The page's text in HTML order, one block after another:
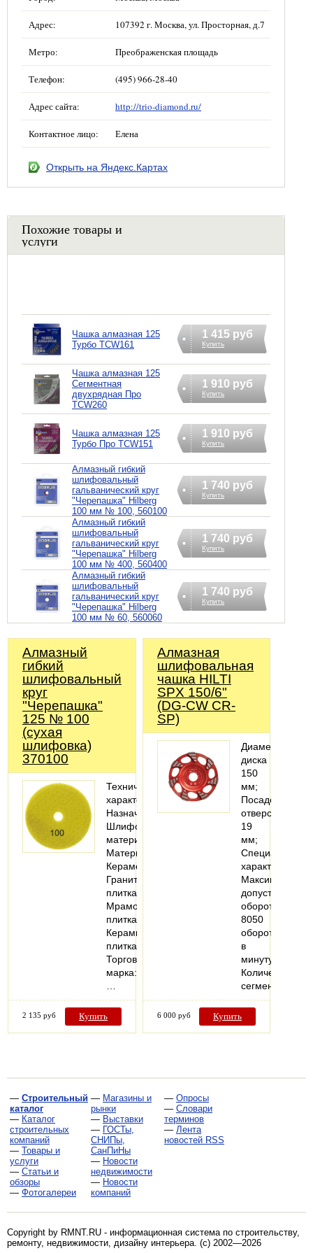
Адрес: 107392 г. Москва, ул. Просторная, д.7
Метро: Преображенская площадь
Телефон: (495) 966-28-40
Адрес сайта: http://trio-diamond.ru/
Контактное лицо: Елена
Открыть на Яндекс.Картах
Похожие товары и
услуги
Чашка алмазная 125
Турбо TCW161
1 415 руб
Купить
Чашка алмазная 125
Сегментная
двухрядная Про
TCW260
1 910 руб
Купить
Чашка алмазная 125
Турбо Про TCW151
1 910 руб
Купить
Алмазный гибкий
шлифовальный
гальванический круг
"Черепашка" Hilberg
100 мм № 100, 560100
1 740 руб
Купить
Алмазный гибкий
шлифовальный
гальванический круг
"Черепашка" Hilberg
100 мм № 400, 560400
1 740 руб
Купить
Алмазный гибкий
шлифовальный
гальванический круг
"Черепашка" Hilberg
100 мм № 60, 560060
1 740 руб
Купить
Алмазный
гибкий
шлифовальный
круг
"Черепашка"
125 № 100
(сухая
шлифовка)
370100
Технические
характеристики
Назначение:
Шлифовать
материал
Материалы:
Керамогранит;
Гранитная
плитка;
Мраморная
плитка;
Керамическая
плитка
Торговая
марка:
2 135 руб Купить
Алмазная
шлифовальная
чашка HILTI
SPX 150/6"
(DG-CW CR-
SP)
Диаметр
диска
150
мм;
Посадочное
отверстие
19
мм;
Специальные
Максимально
допустимые
обороты
8050
оборотов
в
минуту;
Количество
сегментов…
6 000 руб Купить
— Строительный
каталог
— Каталог
строительных
компаний
— Товары и
услуги
— Статьи и
обзоры
— Фотогалереи
— Магазины и
рынки
— Выставки
— ГОСТы,
СНИПы,
СанПиНы
— Новости
недвижимости
— Новости
компаний
— Опросы
— Словари
терминов
— Лента
новостей RSS
Copyright by RMNT.RU - информационная система по строительству,
ремонту, недвижимости, дизайну интерьера . (c) 2002—2026